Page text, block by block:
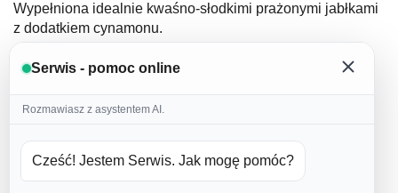
Wypełniona idealnie kwaśno-słodkimi prażonymi jabłkami
z dodatkiem cynamonu.
mąka pszenna
masło 82%(nie używamy margaryn ani wyrobów
masłopodobnych)
cukier
Serwis - pomoc online
Rozmawiasz z asystentem AI.
Cześć! Jestem Serwis. Jak mogę pomóc?